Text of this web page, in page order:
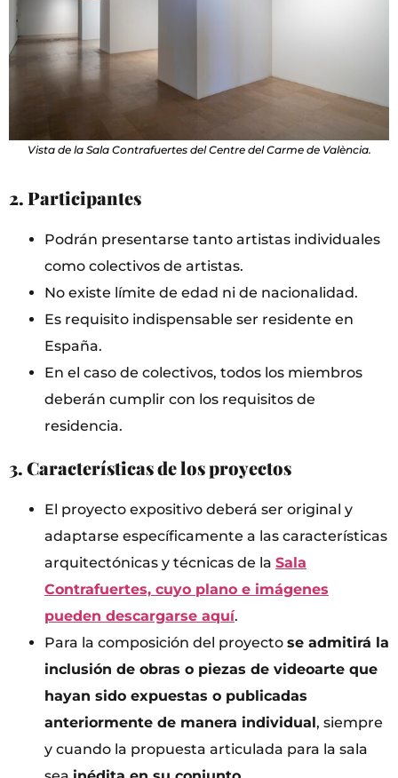
Vista de la Sala Contrafuertes del Centre del Carme de València.
2. Participantes
Podrán presentarse tanto artistas individuales
como colectivos de artistas.
No existe límite de edad ni de nacionalidad.
Es requisito indispensable ser residente en
España.
En el caso de colectivos, todos los miembros
deberán cumplir con los requisitos de
residencia.
3. Características de los proyectos
El proyecto expositivo deberá ser original y
adaptarse específicamente a las características
arquitectónicas y técnicas de la Sala
Contrafuertes, cuyo plano e imágenes
pueden descargarse aquí.
Para la composición del proyecto se admitirá la
inclusión de obras o piezas de videoarte que
hayan sido expuestas o publicadas
anteriormente de manera individual, siempre
y cuando la propuesta articulada para la sala